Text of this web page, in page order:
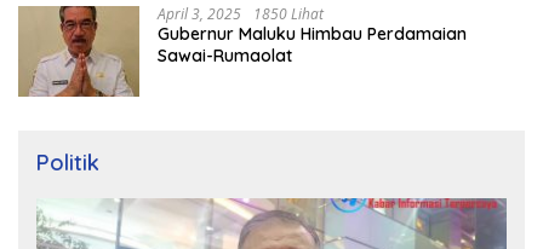
April 3, 2025 1850 Lihat
Gubernur Maluku Himbau Perdamaian
Sawai-Rumaolat
Politik